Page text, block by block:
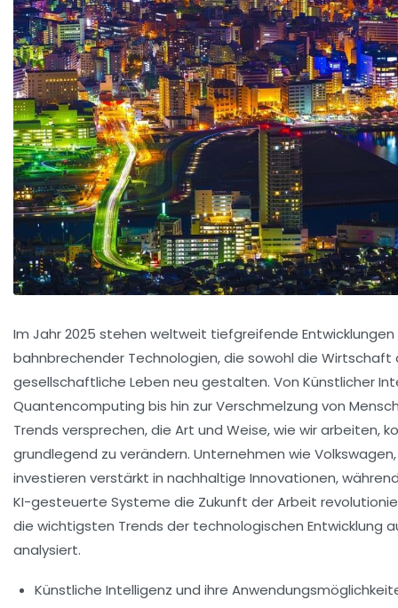
Im Jahr 2025 stehen weltweit tiefgreifende Entwicklungen
bahnbrechender Technologien, die sowohl die Wirtschaft
gesellschaftliche Leben neu gestalten. Von Künstlicher
Quantencomputing bis hin zur Verschmelzung von
Trends versprechen, die Art und Weise, wie wir arbeiten,
grundlegend zu verändern. Unternehmen wie
investieren verstärkt in nachhaltige Innovationen,
KI-gesteuerte Systeme die Zukunft der Arbeit
die wichtigsten Trends der technologischen Entwicklung
analysiert.
Künstliche Intelligenz und ihre